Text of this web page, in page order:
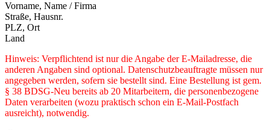
Vorname, Name / Firma
Straße, Hausnr.
PLZ, Ort
Land
Hinweis: Verpflichtend ist nur die Angabe der E-Mailadresse, die
anderen Angaben sind optional. Datenschutzbeauftragte müssen nur
angegeben werden, sofern sie bestellt sind. Eine Bestellung ist gem.
§ 38 BDSG-Neu bereits ab 20 Mitarbeitern, die personenbezogene
Daten verarbeiten (wozu praktisch schon ein E-Mail-Postfach
ausreicht), notwendig.